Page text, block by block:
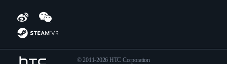
© 2011-2026 HTC Corporation